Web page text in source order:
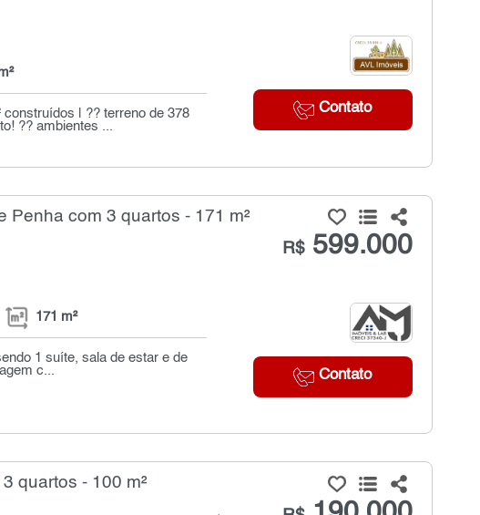
Contato
construídos | ?? terreno de 378
?? ambientes ...
com 3 quartos - 171 m²
R$599.000
Contato
171 m²
1 suíte, sala de estar e de
c...
quartos - 100 m²